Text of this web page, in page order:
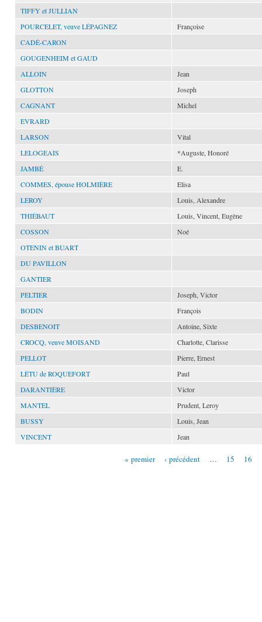
TIFFY et JULLIAN
POURCELET, veuve LÉPAGNEZ
Françoise
CADÉ-CARON
GOUGENHEIM et GAUD
ALLOIN
Jean
GLOTTON
Joseph
CAGNANT
Michel
EVRARD
LARSON
Vital
LELOGEAIS
*Auguste, Honoré
JAMBÉ
E.
COMMES, épouse HOLMIÈRE
Elisa
LEROY
Louis, Alexandre
THIÉBAUT
Louis, Vincent, Eugène
COSSON
Noé
OTENIN et BUART
DU PAVILLON
GANTIER
PELTIER
Joseph, Victor
BODIN
François
DESBENOIT
Antoine, Sixte
CROCQ, veuve MOISAND
Charlotte, Clarisse
PELLOT
Pierre, Ernest
LÉTU de ROQUEFORT
Paul
DARANTIÈRE
Victor
MANTEL
Prudent, Leroy
BUSSY
Louis, Jean
VINCENT
Jean
« premier ‹ précédent … 15 16